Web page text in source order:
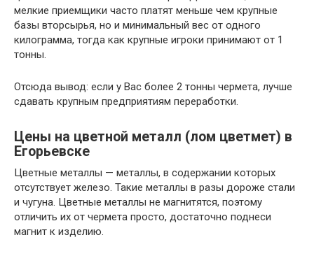
мелкие приемщики часто платят меньше чем крупные
базы вторсырья, но и минимальный вес от одного
килограмма, тогда как крупные игроки принимают от 1
тонны.
Отсюда вывод: если у Вас более 2 тонны чермета, лучше
сдавать крупным предприятиям переработки.
Цены на цветной металл (лом цветмет) в
Егорьевске
Цветные металлы — металлы, в содержании которых
отсутствует железо. Такие металлы в разы дороже стали
и чугуна. Цветные металлы не магнитятся, поэтому
отличить их от чермета просто, достаточно поднеси
магнит к изделию.